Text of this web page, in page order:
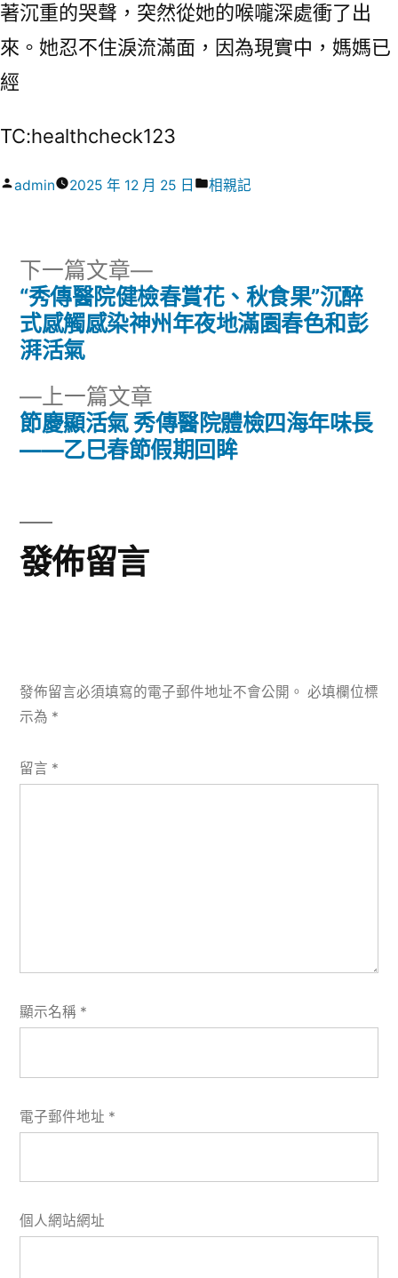
著沉重的哭聲，突然從她的喉嚨深處衝了出
來。她忍不住淚流滿面，因為現實中，媽媽已
經
TC:healthcheck123
作
admin 2025 年 12 月 25 日
分
相親記
文
章
導
覽
上一篇文章
一
篇
節慶顯活氣 秀傳醫院體檢四海年味長
——乙巳春節假期回眸
下一篇文章
下
一
篇
“秀傳醫院健檢春賞花、秋食果”沉醉
式感觸感染神州年夜地滿園春色和彭
湃活氣
發佈留言
發佈留言必須填寫的電子郵件地址不會公開。 必填欄位標
示為 *
留言 *
顯示名稱 *
電子郵件地址 *
個人網站網址